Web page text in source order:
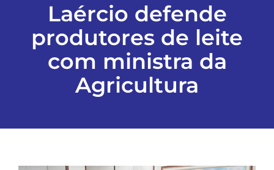
FALE CONOSCO
EDIÇÕES EM PDF
Laércio defende
produtores de leite
com ministra da
Agricultura